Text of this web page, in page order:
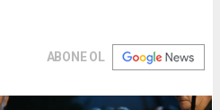
ABONE OL